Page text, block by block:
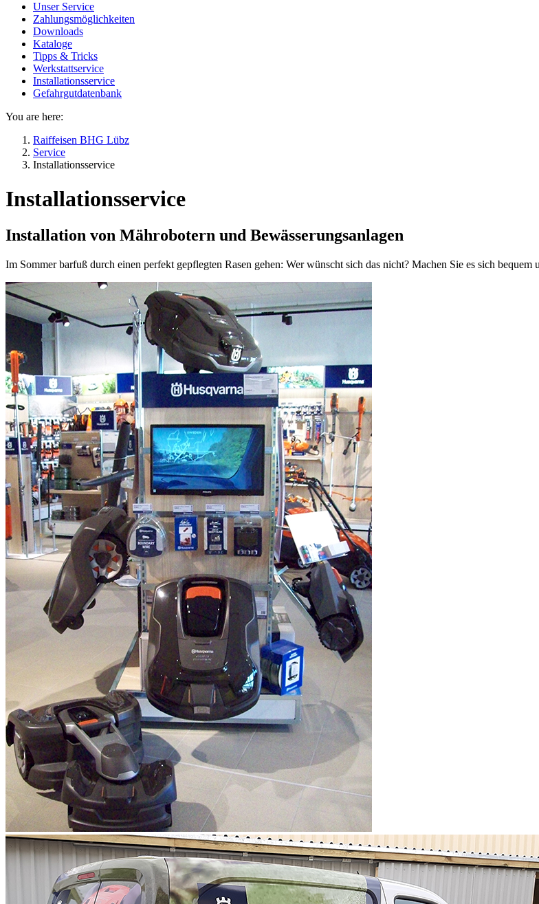
Unser Service
Zahlungsmöglichkeiten
Downloads
Kataloge
Tipps & Tricks
Werkstattservice
Installationsservice
Gefahrgutdatenbank
You are here:
Raiffeisen BHG Lübz
Service
Installationsservice
Installationsservice
Installation von Mährobotern und Bewässerungsanlagen
Im Sommer barfuß durch einen perfekt gepflegten Rasen gehen: Wer wünscht sich das nicht? Machen Sie es sich bequem